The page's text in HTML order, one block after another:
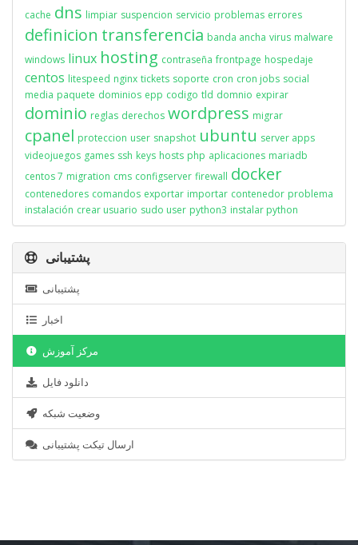
cache dns limpiar suspencion servicio problemas errores
definicion transferencia banda ancha virus malware
windows linux hosting contraseña frontpage hospedaje
centos litespeed nginx tickets soporte cron cron jobs social
media paquete dominios epp codigo tld domnio expirar
dominio reglas derechos wordpress migrar
cpanel proteccion user snapshot ubuntu server apps
videojuegos games ssh keys hosts php aplicaciones mariadb
centos 7 migration cms configserver firewall docker
contenedores comandos exportar importar contenedor problema
instalación crear usuario sudo user python3 instalar python
پشتیبانی
پشتیبانی
اخبار
مرکز آموزش
دانلود فایل
وضعیت شبکه
ارسال تیکت پشتیبانی